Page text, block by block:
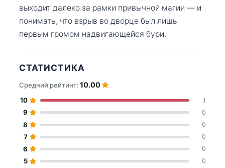
выходит далеко за рамки привычной магии — и
понимать, что взрыв во дворце был лишь
первым громом надвигающейся бури.
СТАТИСТИКА
Средний рейтинг: 10.00
10 1
9 0
8 0
7 0
6 0
5 0